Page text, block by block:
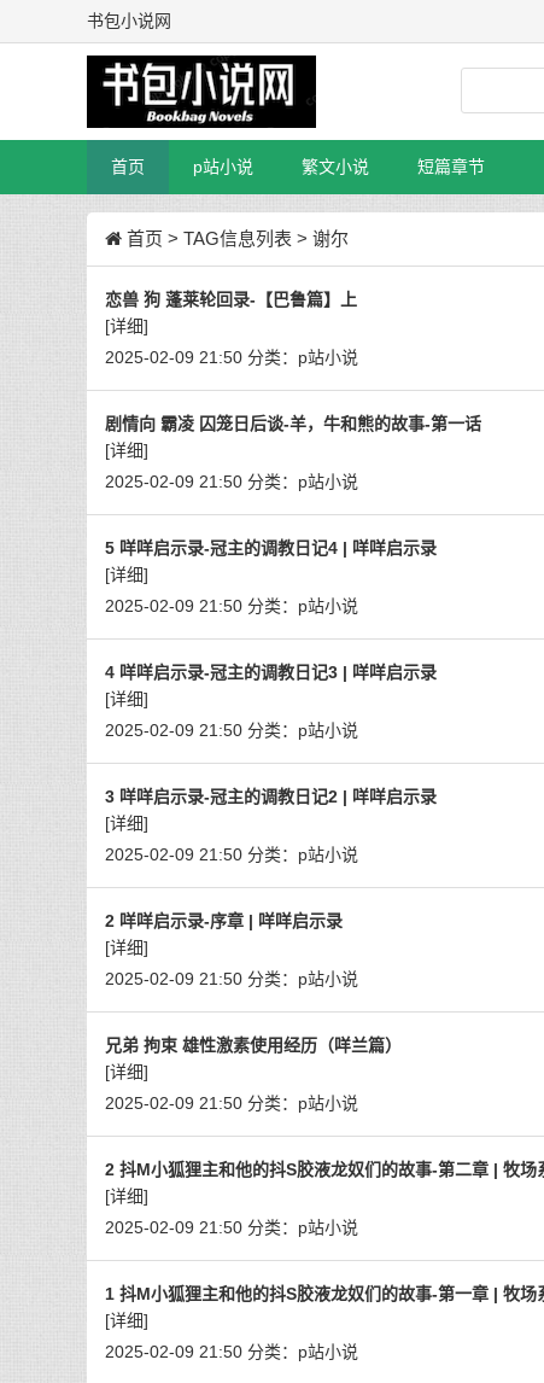
书包小说网
首页 p站小说 繁文小说 短篇章节
首页 > TAG信息列表 > 谢尔
恋兽 狗 蓬莱轮回录-【巴鲁篇】上
[详细]
2025-02-09 21:50 分类： p站小说
剧情向 霸凌 囚笼日后谈-羊，牛和熊的故事-第一话
[详细]
2025-02-09 21:50 分类： p站小说
5 咩咩启示录-冠主的调教日记4 | 咩咩启示录
[详细]
2025-02-09 21:50 分类： p站小说
4 咩咩启示录-冠主的调教日记3 | 咩咩启示录
[详细]
2025-02-09 21:50 分类： p站小说
3 咩咩启示录-冠主的调教日记2 | 咩咩启示录
[详细]
2025-02-09 21:50 分类： p站小说
2 咩咩启示录-序章 | 咩咩启示录
[详细]
2025-02-09 21:50 分类： p站小说
兄弟 拘束 雄性激素使用经历（咩兰篇）
[详细]
2025-02-09 21:50 分类： p站小说
2 抖M小狐狸主和他的抖S胶液龙奴们的故事-第二章 | 牧场
[详细]
2025-02-09 21:50 分类： p站小说
1 抖M小狐狸主和他的抖S胶液龙奴们的故事-第一章 | 牧场
[详细]
2025-02-09 21:50 分类： p站小说